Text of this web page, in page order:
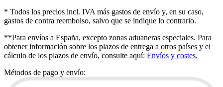
* Todos los precios incl. IVA más gastos de envío y, en su caso,
gastos de contra reembolso, salvo que se indique lo contrario.
**Para envíos a España, excepto zonas aduaneras especiales. Para
obtener información sobre los plazos de entrega a otros países y el
cálculo de los plazos de envío, consulte aquí: Envíos y costes.
Métodos de pago y envío: